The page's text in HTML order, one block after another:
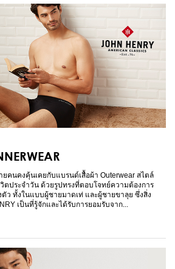
ยคนคงคุ้นเคยกับแบรนด์เสื้อผ้า Outerwear สไตล์
ตประจำวัน ด้วยรูปทรงที่ตอบโจทย์ความต้องการ
ว ทั้งในแบบผู้ชายมาดเท่ และผู้ชายขาลุย ซึ่งสิ่ง
เป็นที่รู้จักและได้รับการยอมรับจาก...